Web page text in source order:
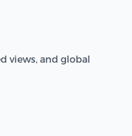
views, and global